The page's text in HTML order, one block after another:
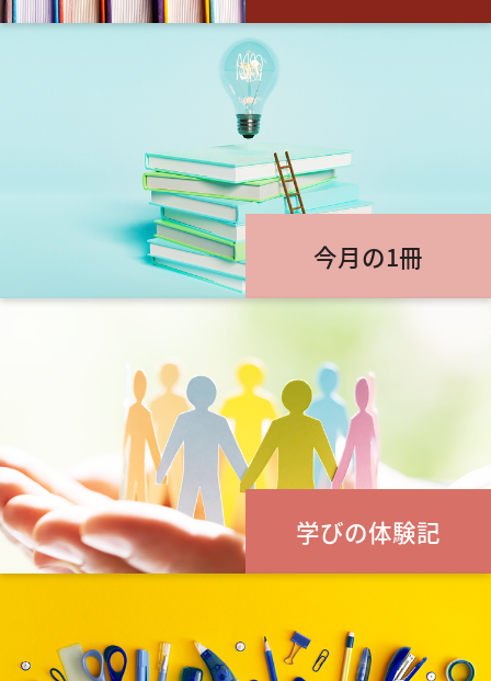
今月の1冊
学びの体験記